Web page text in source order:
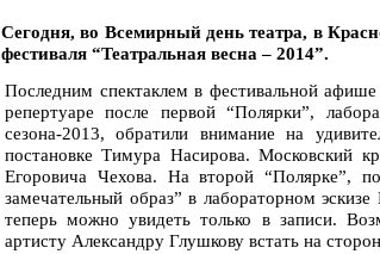
Сегодня, во Всемирный день театра, в
фестиваля “Театральная весна – 2014”.
Последним спектаклем в фестивальной
репертуаре после первой “Полярки”,
сезона-2013, обратили внимание на
постановке Тимура Насирова. Московский
Егоровича Чехова. На второй “Полярке”,
замечательный образ” в лабораторном
теперь можно увидеть только в записи.
артисту Александру Глушкову встать на